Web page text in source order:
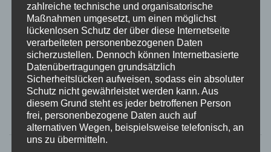
Cora Pet Hunderollwagen 2 Räder
DIREKT ZUM PRODUKT
zahlreiche technische und organisatorische
Maßnahmen umgesetzt, um einen möglichst
lückenlosen Schutz der über diese Internetseite
verarbeiteten personenbezogenen Daten
sicherzustellen. Dennoch können Internetbasierte
Datenübertragungen grundsätzlich
Sicherheitslücken aufweisen, sodass ein absoluter
Schutz nicht gewährleistet werden kann. Aus
diesem Grund steht es jeder betroffenen Person
frei, personenbezogene Daten auch auf
alternativen Wegen, beispielsweise telefonisch, an
uns zu übermitteln.